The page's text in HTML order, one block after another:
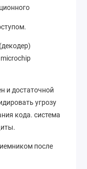
и достаточной
угрозу
кода. система
после